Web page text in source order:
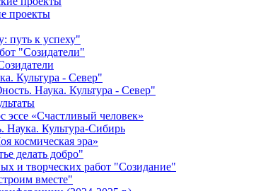
проекты
путь к успеху"
"Созидатели"
Культура - Север"
Наука. Культура - Север"
эссе «Счастливый человек»
Культура-Сибирь
космическая эра»
делать добро"
и творческих работ "Созидание"
вместе"